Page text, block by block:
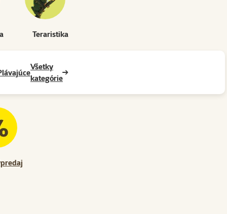
Teraristika
Všetky
kategórie